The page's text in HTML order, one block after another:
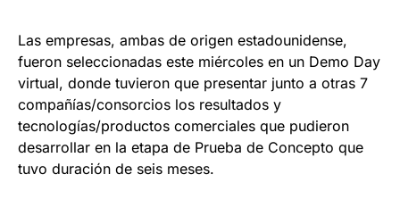
Las empresas, ambas de origen estadounidense,
fueron seleccionadas este miércoles en un Demo Day
virtual, donde tuvieron que presentar junto a otras 7
compañías/consorcios los resultados y
tecnologías/productos comerciales que pudieron
desarrollar en la etapa de Prueba de Concepto que
tuvo duración de seis meses.